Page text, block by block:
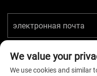
We value your
We use cookies and similar